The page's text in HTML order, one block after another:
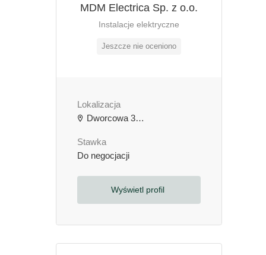
MDM Electrica Sp. z o.o.
Instalacje elektryczne
Jeszcze nie oceniono
Lokalizacja
Dworcowa 3b, 64-000 Kościan, Polska
Stawka
Do negocjacji
Wyświetl profil